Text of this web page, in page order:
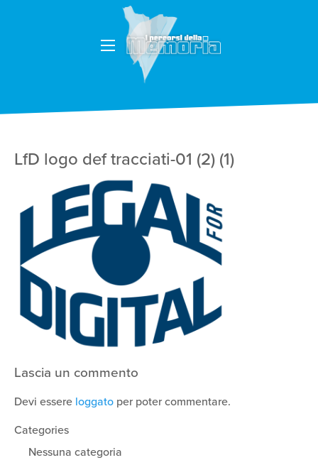
LfD logo def tracciati-01 (2) (1)
Lascia un commento
Devi essere loggato per poter commentare.
Categories
Nessuna categoria